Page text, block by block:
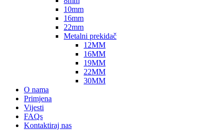
10mm
16mm
22mm
Metalni prekidač
12MM
16MM
19MM
22MM
30MM
O nama
Primjena
Vijesti
FAQs
Kontaktiraj nas